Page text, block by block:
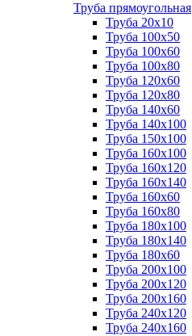
Труба прямоугольная
Труба 20x10
Труба 100x50
Труба 100x60
Труба 100x80
Труба 120x60
Труба 120x80
Труба 140x60
Труба 140x100
Труба 150x100
Труба 160x100
Труба 160x120
Труба 160x140
Труба 160x60
Труба 160x80
Труба 180x100
Труба 180x140
Труба 180x60
Труба 200x100
Труба 200x120
Труба 200x160
Труба 240x120
Труба 240x160